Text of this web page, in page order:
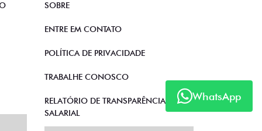
WhatsApp
SOBRE
ENTRE EM CONTATO
POLÍTICA DE PRIVACIDADE
TRABALHE CONOSCO
RELATÓRIO DE TRANSPARÊNCIA
SALARIAL